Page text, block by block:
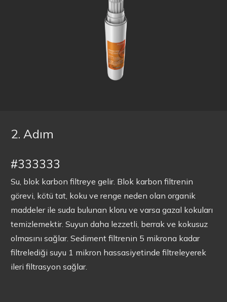
2. Adım
#333333
Su, blok karbon filtreye gelir. Blok karbon filtrenin
görevi, kötü tat, koku ve renge neden olan organik
maddeler ile suda bulunan kloru ve varsa gazal kokuları
temizlemektir. Suyun daha lezzetli, berrak ve kokusuz
olmasını sağlar. Sediment filtrenin 5 mikrona kadar
filtrelediği suyu 1 mikron hassasiyetinde filtreleyerek
ileri filtrasyon sağlar.